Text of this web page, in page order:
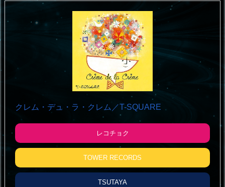
クレム・デュ・ラ・クレム／T-SQUARE
レコチョク
TOWER RECORDS
TSUTAYA